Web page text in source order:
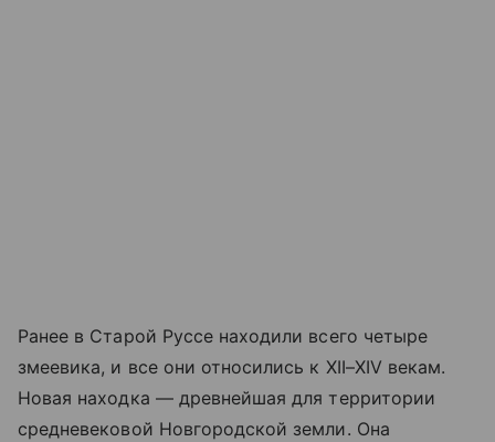
Ранее в Старой Руссе находили всего четыре
змеевика, и все они относились к XII–XIV векам.
Новая находка — древнейшая для территории
средневековой Новгородской земли. Она